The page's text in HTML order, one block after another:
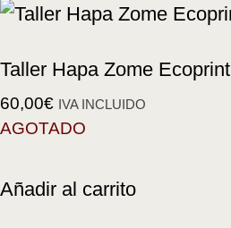
Taller Hapa Zome Ecoprint
60,00€ IVA INCLUIDO
AGOTADO
Añadir al carrito